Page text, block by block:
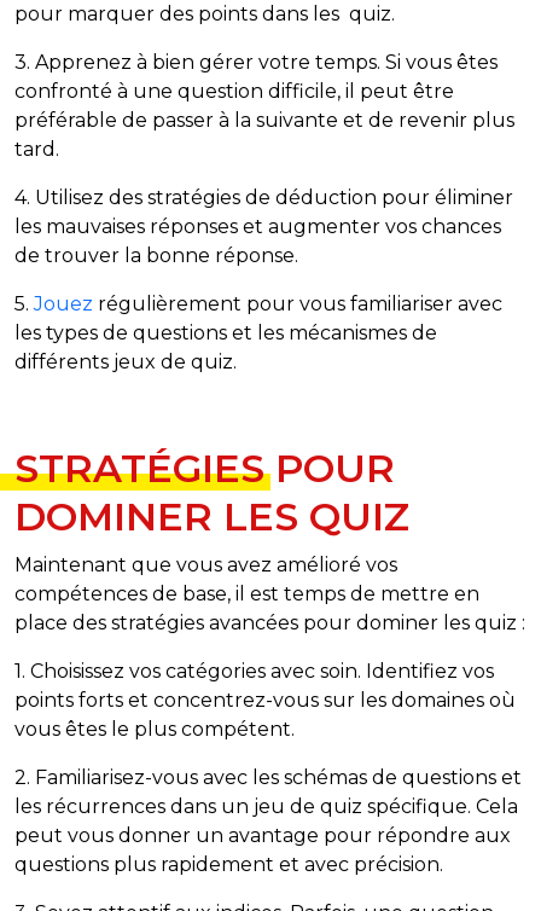
pour marquer des points dans les quiz.
3. Apprenez à bien gérer votre temps. Si vous êtes
confronté à une question difficile, il peut être
préférable de passer à la suivante et de revenir plus
tard.
4. Utilisez des stratégies de déduction pour éliminer
les mauvaises réponses et augmenter vos chances
de trouver la bonne réponse.
5.Jouez régulièrement pour vous familiariser avec
les types de questions et les mécanismes de
différents jeux de quiz.
STRATÉGIES POUR
DOMINER LES QUIZ
Maintenant que vous avez amélioré vos
compétences de base, il est temps de mettre en
place des stratégies avancées pour dominer les quiz :
1. Choisissez vos catégories avec soin. Identifiez vos
points forts et concentrez-vous sur les domaines où
vous êtes le plus compétent.
2. Familiarisez-vous avec les schémas de questions et
les récurrences dans un jeu de quiz spécifique. Cela
peut vous donner un avantage pour répondre aux
questions plus rapidement et avec précision.